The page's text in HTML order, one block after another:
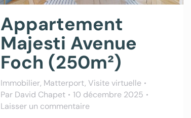
Appartement
Majesti Avenue
Foch (250m²)
Immobilier, Matterport, Visite virtuelle
Par David Chapet
10 décembre 2025
Laisser un commentaire